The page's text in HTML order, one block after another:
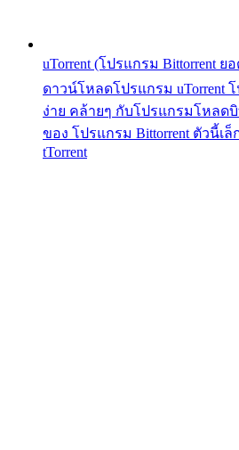
uTorrent (โปรแกรม Bittorrent
ดาวน์โหลดโปรแกรม uTorrent
ง่าย คล้ายๆ กับโปรแกรมโหลด
ของ โปรแกรม Bittorrent ตัวนี้เ
tTorrent